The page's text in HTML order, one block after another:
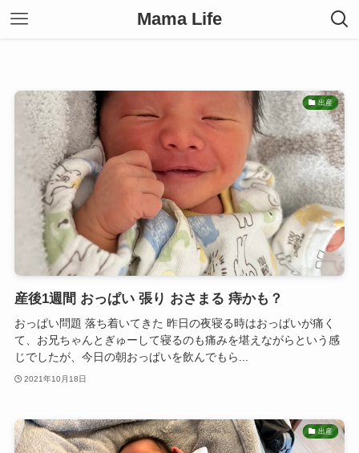
Mama Life
出産
産後1週間 おっぱい 張り おさまる 痔かも？
おっぱい問題 落ち着いてきた 昨日の夜寝る時はおっぱいが痛く
て、お兄ちゃんとぎゅーして寝るのも痛みを堪えながらという感
じでしたが、今日の朝おっぱいを飲んでもら...
2021年10月18日
出産